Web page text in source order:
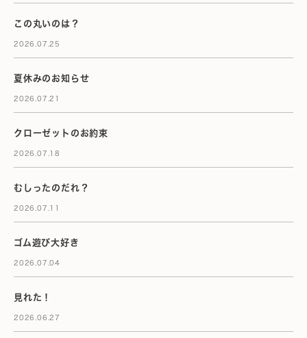
この丸いのは？
2026.07.25
夏休みのお知らせ
2026.07.21
クローゼットのお約束
2026.07.18
むしったのだれ？
2026.07.11
ゴム遊び大好き
2026.07.04
見れた！
2026.06.27